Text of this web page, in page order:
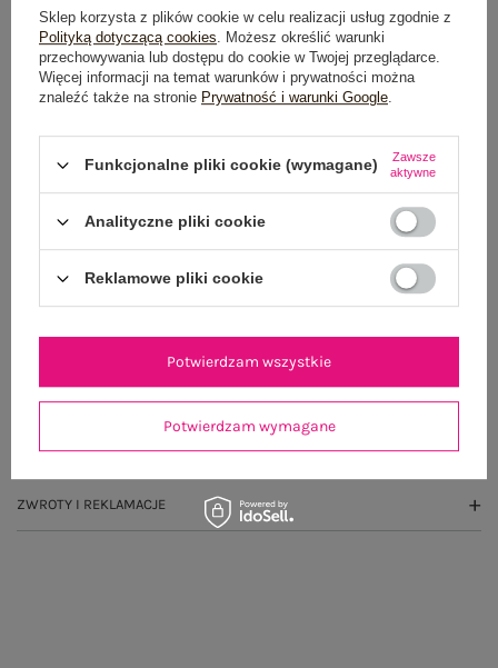
Dostawaod 7,99 zł
Do darmowej dostawy brakuje 200,00 zł
100 dni na zwrot
OPINIE O PRODUKCIE (0)
WYSYŁKA I DOSTAWA
ZWROTY I REKLAMACJE
Sklep korzysta z plików cookie w celu realizacji usług zgodnie z
Polityką dotyczącą cookies. Możesz określić warunki
przechowywania lub dostępu do cookie w Twojej przeglądarce.
Więcej informacji na temat warunków i prywatności można
znaleźć także na stronie Prywatność i warunki Google.
Funkcjonalne pliki cookie (wymagane)
Zawsze
aktywne
Analityczne pliki cookie
Reklamowe pliki cookie
Potwierdzam wymagane
Potwierdzam wszystkie